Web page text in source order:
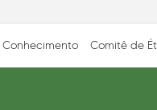
Conhecimento Comitê de